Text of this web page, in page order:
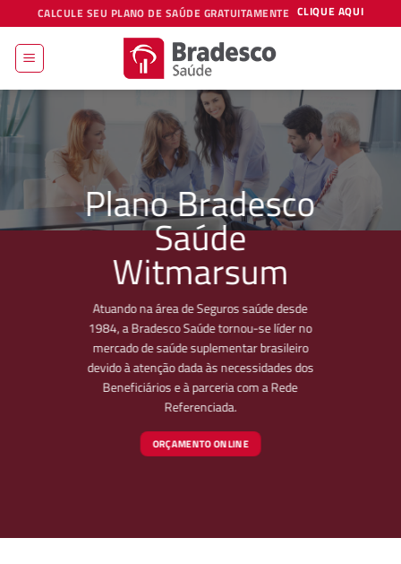
to
content
CALCULE SEU PLANO DE SAÚDE GRATUITAMENTE CLIQUE AQUI
Plano Bradesco
Saúde
Witmarsum
Atuando na área de Seguros saúde desde
1984, a Bradesco Saúde tornou-se líder no
mercado de saúde suplementar brasileiro
devido à atenção dada às necessidades dos
Beneficiários e à parceria com a Rede
Referenciada.
ORÇAMENTO ONLINE